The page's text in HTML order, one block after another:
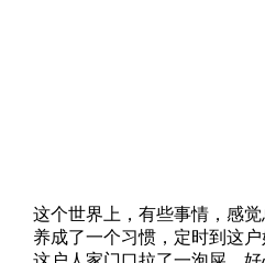
这个世界上，有些事情，感
养成了一个习惯，定时到这